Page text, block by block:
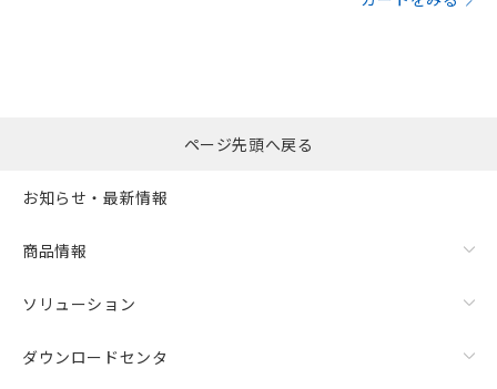
ページ先頭へ戻る
お知らせ・最新情報
商品情報
ソリューション
ダウンロードセンタ